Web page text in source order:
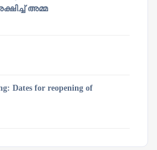
അമ്മ
Dates for reopening of